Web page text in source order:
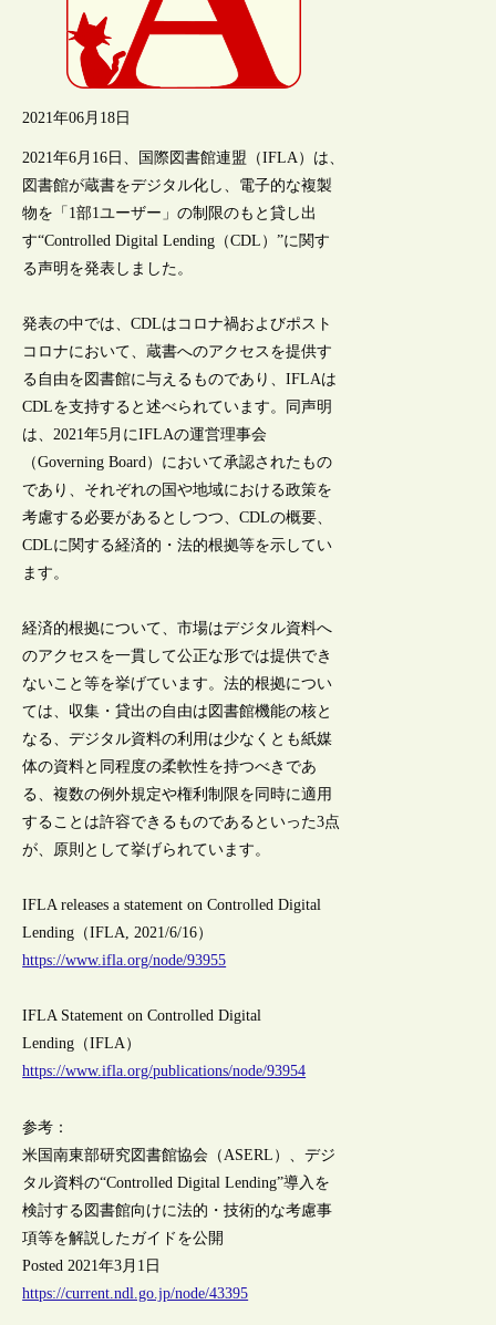
2021年06月18日
2021年6月16日、国際図書館連盟（IFLA）は、
図書館が蔵書をデジタル化し、電子的な複製
物を「1部1ユーザー」の制限のもと貸し出
す“Controlled Digital Lending（CDL）”に関す
る声明を発表しました。
発表の中では、CDLはコロナ禍およびポスト
コロナにおいて、蔵書へのアクセスを提供す
る自由を図書館に与えるものであり、IFLAは
CDLを支持すると述べられています。同声明
は、2021年5月にIFLAの運営理事会
（Governing Board）において承認されたもの
であり、それぞれの国や地域における政策を
考慮する必要があるとしつつ、CDLの概要、
CDLに関する経済的・法的根拠等を示してい
ます。
経済的根拠について、市場はデジタル資料へ
のアクセスを一貫して公正な形では提供でき
ないこと等を挙げています。法的根拠につい
ては、収集・貸出の自由は図書館機能の核と
なる、デジタル資料の利用は少なくとも紙媒
体の資料と同程度の柔軟性を持つべきであ
る、複数の例外規定や権利制限を同時に適用
することは許容できるものであるといった3点
が、原則として挙げられています。
IFLA releases a statement on Controlled Digital
Lending（IFLA, 2021/6/16）
https://www.ifla.org/node/93955
IFLA Statement on Controlled Digital
Lending（IFLA）
https://www.ifla.org/publications/node/93954
参考：
米国南東部研究図書館協会（ASERL）、デジ
タル資料の“Controlled Digital Lending”導入を
検討する図書館向けに法的・技術的な考慮事
項等を解説したガイドを公開
Posted 2021年3月1日
https://current.ndl.go.jp/node/43395